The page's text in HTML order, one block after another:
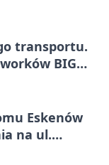
transportu.
BIG
Eskenów
na ul.